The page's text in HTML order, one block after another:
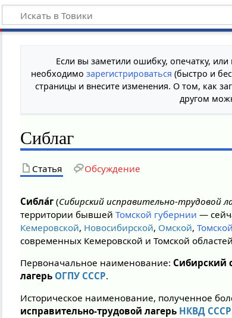
Если вы заметили ошибку, опечатку,
необходимозарегистрироваться (быстро и
страницы и внесите изменения. О том, как
другом
Сиблаг
Статья Обсуждение
Сибла́г (Сибирский исправительно-трудовой
территории бывшейТомской губернии —
Кемеровской, Новосибирской, Омской,Томской
современных Кемеровской и Томской
Первоначальное наименование: Сибирский
лагерь ОГПУ СССР.
Историческое наименование, полученное
исправительно-трудовой лагерь НКВД СССР